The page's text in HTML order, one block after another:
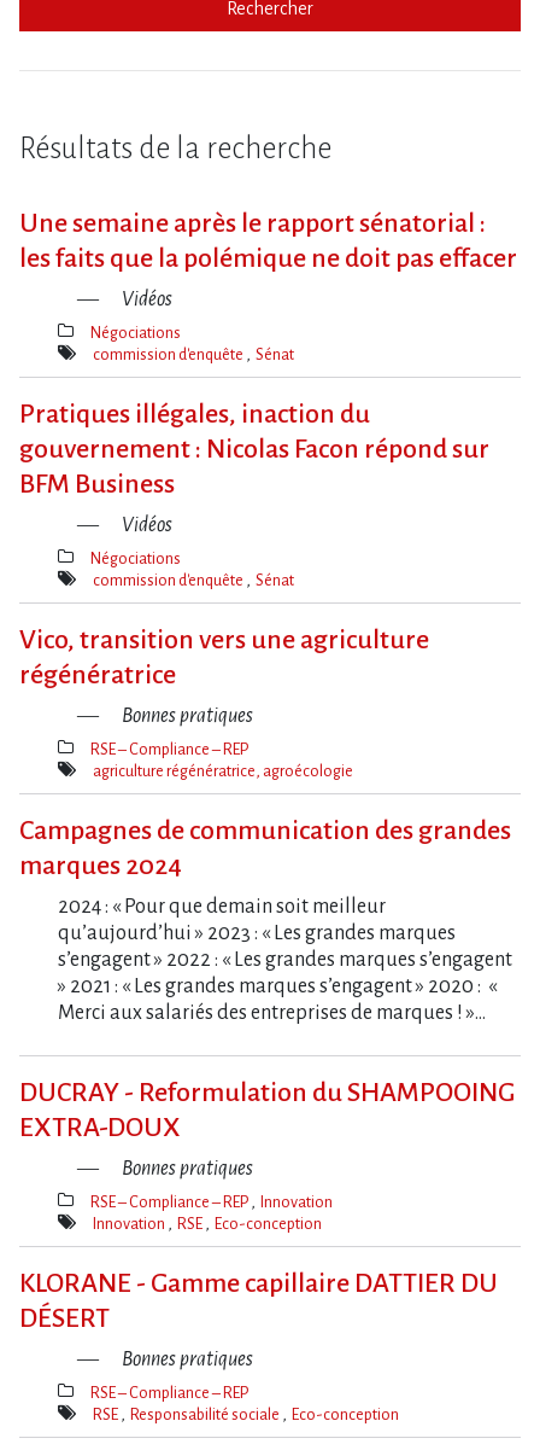
Rechercher
Résultats de la recherche
Une semaine après le rapport sénatorial :
les faits que la polémique ne doit pas effacer
Vidéos
Thèmes(s)
Négociations
Mot(s)-
commission d'enquête Sénat
Pratiques illégales, inaction du
gouvernement : Nicolas Facon répond sur
BFM Business
Vidéos
Thèmes(s)
Négociations
Mot(s)-
commission d'enquête Sénat
Vico, transition vers une agriculture
régénératrice
Bonnes pratiques
Thèmes(s)
RSE – Compliance – REP
Mot(s)-
agriculture régénératrice, agroécologie
Campagnes de communication des grandes
marques 2024
2024 : « Pour que demain soit meilleur
qu’aujourd’hui » 2023 : « Les grandes marques
s’engagent » 2022 : « Les grandes marques s’engagent
» 2021 : « Les grandes marques s’engagent » 2020 : «
Merci aux salariés des entreprises de marques ! »…
DUCRAY - Reformulation du SHAMPOOING
EXTRA-DOUX
Bonnes pratiques
Thèmes(s)
RSE – Compliance – REP Innovation
Mot(s)-
Innovation RSE Eco-conception
KLORANE - Gamme capillaire DATTIER DU
DÉSERT
Bonnes pratiques
Thèmes(s)
RSE – Compliance – REP
Mot(s)-
RSE Responsabilité sociale Eco-conception